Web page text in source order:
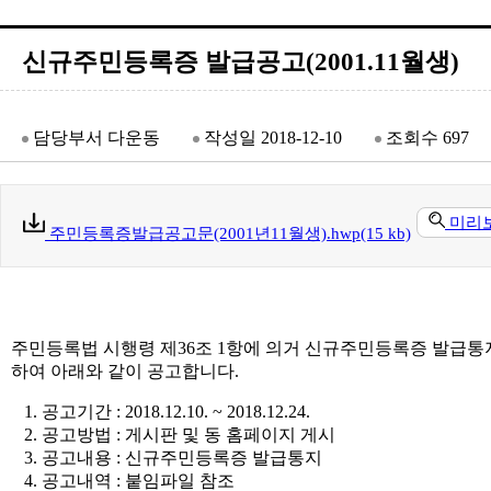
신규주민등록증 발급공고(2001.11월생)
담당부서 다운동 작성일 2018-12-10 조회수 697
주민등록증발급공고문(2001년11월생).hwp(15 kb)
미리
주민등록법 시행령 제36조 1항에 의거 신규주민등록증 발급
하여 아래와 같이 공고합니다.
1. 공고기간 : 2018.12.10. ~ 2018.12.24.
2. 공고방법 : 게시판 및 동 홈페이지 게시
3. 공고내용 : 신규주민등록증 발급통지
4. 공고내역 : 붙임파일 참조